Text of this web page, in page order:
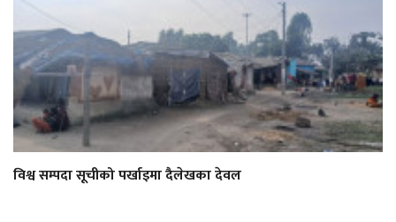
विश्व सम्पदा सूचीको पर्खाइमा दैलेखका देवल